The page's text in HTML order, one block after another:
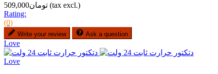
تومان509,000 (tax excl.)
Rating:
(0)
Write your review Ask a question
Love
Love